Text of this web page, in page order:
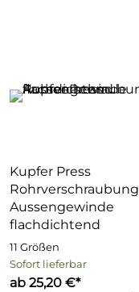
Kupfer Press
Rohrverschraubung
Aussengewinde
flachdichtend
11 Größen
Sofort lieferbar
ab 25,20 €*